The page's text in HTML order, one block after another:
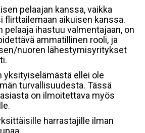
pelaajan kanssa, vaikka
flirttailemaan aikuisen kanssa.
pelaaja ihastuu valmentajaan, on
ammatillinen rooli, ja
nuoren lähestymisyritykset
yksityiselämästä ellei ole
turvallisuudesta. Tässä
on ilmoitettava myös
harrastajille ilman